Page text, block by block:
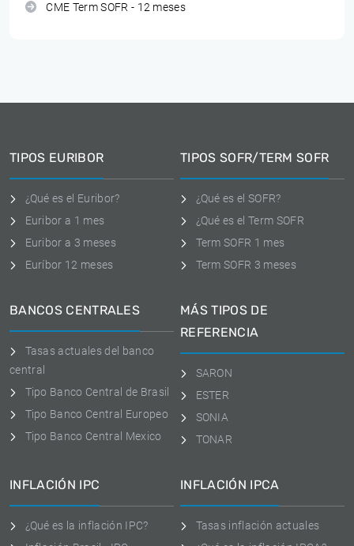
CME Term SOFR - 12 meses
TIPOS EURIBOR
¿Qué es el Euribor?
Euribor a 1 mes
Euribor a 3 meses
Euríbor 12 meses
TIPOS SOFR/TERM SOFR
¿Qué es el SOFR?
¿Qué es el Term SOFR
Term SOFR 1 mes
Term SOFR 3 meses
BANCOS CENTRALES
Tasas actuales del banco
central
Tipo Banco Central de Brasil
Tipo Banco Central Europeo
Tipo Banco Central Mexico
MÁS TIPOS DE
REFERENCIA
SARON
ESTER
SONIA
TONAR
INFLACIÓN IPC
¿Qué es la inflación IPC?
INFLACIÓN IPCA
Tasas inflación actuales